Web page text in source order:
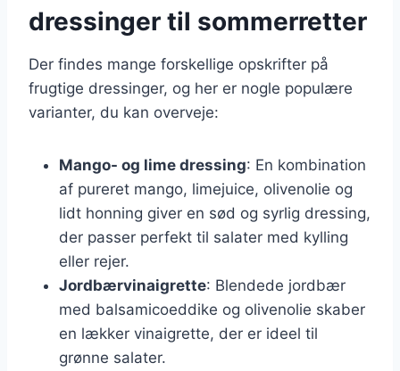
dressinger til sommerretter
Der findes mange forskellige opskrifter på
frugtige dressinger, og her er nogle populære
varianter, du kan overveje:
Mango- og lime dressing: En kombination
af pureret mango, limejuice, olivenolie og
lidt honning giver en sød og syrlig dressing,
der passer perfekt til salater med kylling
eller rejer.
Jordbærvinaigrette: Blendede jordbær
med balsamicoeddike og olivenolie skaber
en lækker vinaigrette, der er ideel til
grønne salater.